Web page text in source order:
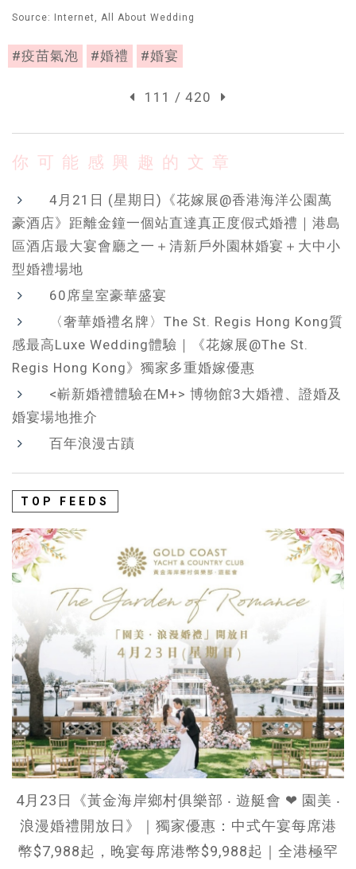
Source: Internet, All About Wedding
#疫苗氣泡 #婚禮 #婚宴
111 / 420
你可能感興趣的文章
4月21日 (星期日)《花嫁展@香港海洋公園萬
豪酒店》距離金鐘一個站直達真正度假式婚禮｜港島
區酒店最大宴會廳之一＋清新戶外園林婚宴＋大中小
型婚禮場地
60席皇室豪華盛宴
〈奢華婚禮名牌〉The St. Regis Hong Kong質
感最高Luxe Wedding體驗｜《花嫁展@The St.
Regis Hong Kong》獨家多重婚嫁優惠
<嶄新婚禮體驗在M+> 博物館3大婚禮、證婚及
婚宴場地推介
百年浪漫古蹟
TOP FEEDS
4月23日《黃金海岸鄉村俱樂部 ‧ 遊艇會 ❤ 園美 ‧
浪漫婚禮開放日》｜獨家優惠：中式午宴每席港
幣$7,988起，晚宴每席港幣$9,988起｜全港極罕